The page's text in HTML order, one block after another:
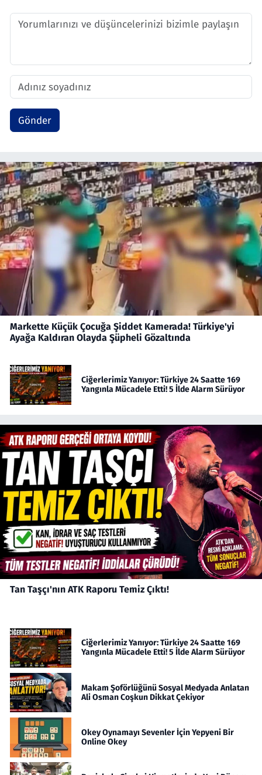
Gönder
Markette Küçük Çocuğa Şiddet Kamerada! Türkiye'yi
Ayağa Kaldıran Olayda Şüpheli Gözaltında
Ciğerlerimiz Yanıyor: Türkiye 24 Saatte 169
Yangınla Mücadele Etti! 5 İlde Alarm Sürüyor
Tan Taşçı'nın ATK Raporu Temiz Çıktı!
Ciğerlerimiz Yanıyor: Türkiye 24 Saatte 169
Yangınla Mücadele Etti! 5 İlde Alarm Sürüyor
Makam Şoförlüğünü Sosyal Medyada Anlatan
Ali Osman Coşkun Dikkat Çekiyor
Okey Oynamayı Sevenler İçin Yepyeni Bir
Online Okey